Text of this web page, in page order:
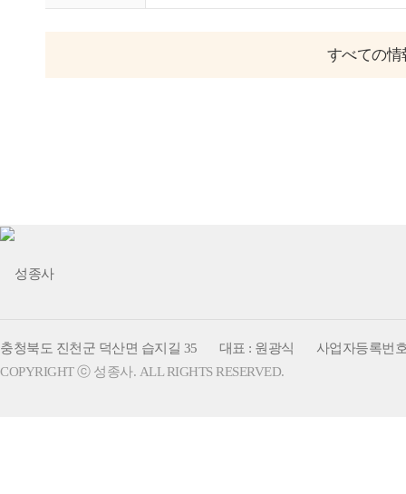
すべての
충청북도 진천군 덕산면 습지길 35 대표 : 원광식
사업자등록번
COPYRIGHT ⓒ 성종사. ALL RIGHTS RESERVED.